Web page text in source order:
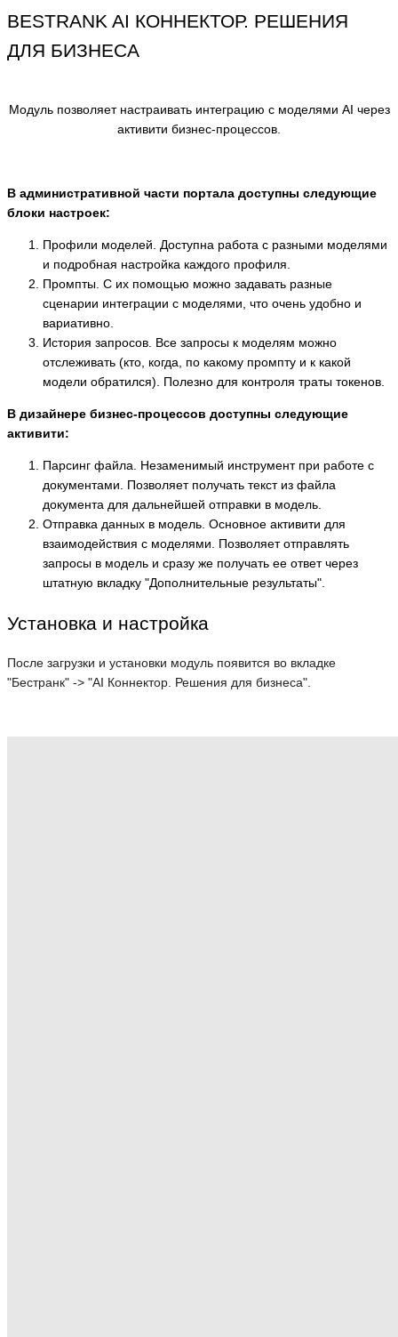
BESTRANK AI КОННЕКТОР. РЕШЕНИЯ
ДЛЯ БИЗНЕСА
Модуль позволяет настраивать интеграцию с моделями AI через
активити бизнес-процессов.
В административной части портала доступны следующие
блоки настроек:
Профили моделей. Доступна работа с разными моделями
и подробная настройка каждого профиля.
Промпты. С их помощью можно задавать разные
сценарии интеграции с моделями, что очень удобно и
вариативно.
История запросов. Все запросы к моделям можно
отслеживать (кто, когда, по какому промпту и к какой
модели обратился). Полезно для контроля траты токенов.
В дизайнере бизнес-процессов доступны следующие
активити:
Парсинг файла. Незаменимый инструмент при работе с
документами. Позволяет получать текст из файла
документа для дальнейшей отправки в модель.
Отправка данных в модель. Основное активити для
взаимодействия с моделями. Позволяет отправлять
запросы в модель и сразу же получать ее ответ через
штатную вкладку "Дополнительные результаты".
Установка и настройка
После загрузки и установки модуль появится во вкладке
"Бестранк" -> "AI Коннектор. Решения для бизнеса".